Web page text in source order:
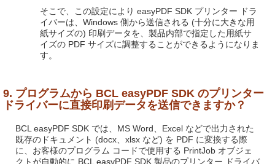
そこで、この設定により easyPDF SDK プリンター ドラ
イバーは、Windows 側から送信される (十分に大きな用
紙サイズの) 印刷データを、製品内部で指定した用紙サ
イズの PDF サイズに調整することができるようになりま
す。
9. プログラムから BCL easyPDF SDK のプリンター
ドライバーに直接印刷データを送信できますか？
BCL easyPDF SDK では、MS Word、Excel などで出力された
既存のドキュメント (docx、xlsx など) を PDF に変換する際
に、お客様のプログラム コードで使用する PrintJob オブジェ
クトが自動的に BCL easyPDF SDK 製品のプリンター ドライバ